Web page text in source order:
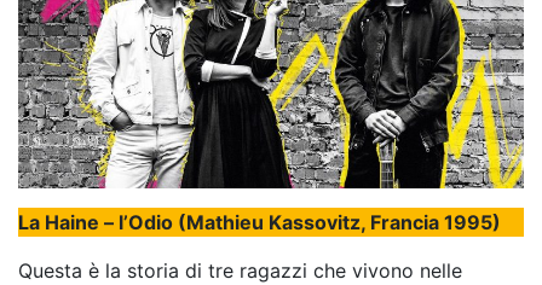
La Haine – l’Odio (Mathieu Kassovitz, Francia 1995)
Questa è la storia di tre ragazzi che vivono nelle